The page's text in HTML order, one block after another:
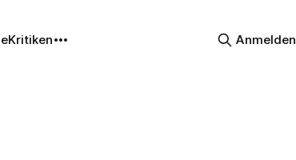
Kritiken Anmelden